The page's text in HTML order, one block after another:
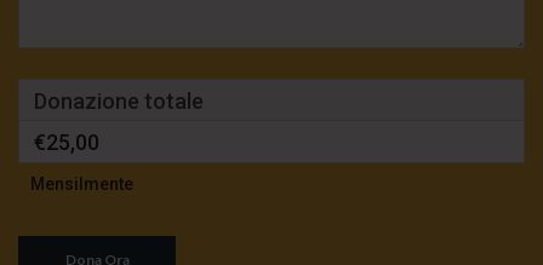
Donazione totale
€25,00
Mensilmente